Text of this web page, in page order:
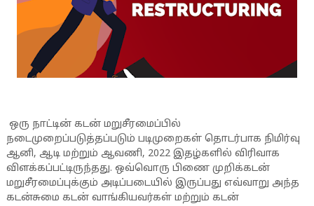
ஒரு நாட்டின் கடன் மறுசீரமைப்பில்
நடைமுறைப்படுத்தப்படும் படிமுறைகள் தொடர்பாக நிமிர்வு
ஆனி, ஆடி மற்றும் ஆவணி, 2022 இதழ்களில் விரிவாக
விளக்கப்பட்டிருந்தது. ஒவ்வொரு பிணை முறிக்கடன்
மறுசீரமைப்புக்கும் அடிப்படையில் இருப்பது எவ்வாறு அந்த
கடன்சுமை கடன் வாங்கியவர்கள் மற்றும் கடன்